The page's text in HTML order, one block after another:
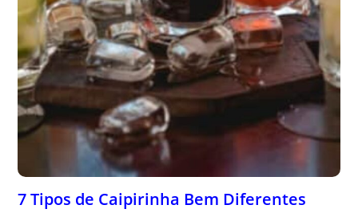
7 Tipos de Caipirinha Bem Diferentes